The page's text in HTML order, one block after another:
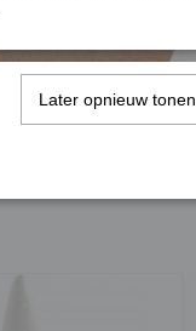
Later opnieuw tonen